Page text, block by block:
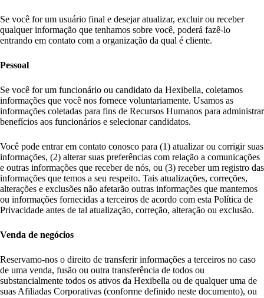
Se você for um usuário final e desejar atualizar, excluir ou receber
qualquer informação que tenhamos sobre você, poderá fazê-lo
entrando em contato com a organização da qual é cliente.
Pessoal
Se você for um funcionário ou candidato da Hexibella, coletamos
informações que você nos fornece voluntariamente. Usamos as
informações coletadas para fins de Recursos Humanos para administrar
benefícios aos funcionários e selecionar candidatos.
Você pode entrar em contato conosco para (1) atualizar ou corrigir suas
informações, (2) alterar suas preferências com relação a comunicações
e outras informações que receber de nós, ou (3) receber um registro das
informações que temos a seu respeito. Tais atualizações, correções,
alterações e exclusões não afetarão outras informações que mantemos
ou informações fornecidas a terceiros de acordo com esta Política de
Privacidade antes de tal atualização, correção, alteração ou exclusão.
Venda de negócios
Reservamo-nos o direito de transferir informações a terceiros no caso
de uma venda, fusão ou outra transferência de todos ou
substancialmente todos os ativos da Hexibella ou de qualquer uma de
suas Afiliadas Corporativas (conforme definido neste documento), ou